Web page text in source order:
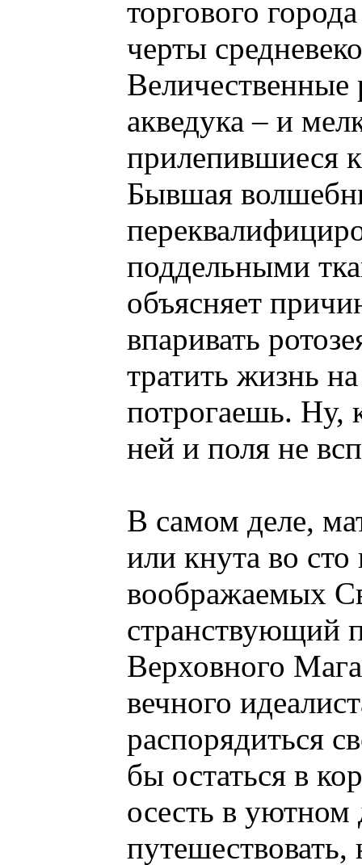
торгового
черты
Величественные
акведука – и
прилепившиеся
Бывшая
поддельными
объясняет
впаривать
тратить жизнь
потрогаешь. Ну,
ней и поля не
В самом деле,
или кнута во
воображаемых
странствующий
Верховного
вечного
распорядиться
бы остаться в
осесть в